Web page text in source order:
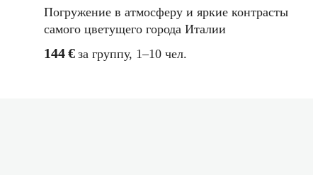
Погружение в атмосферу и яркие контрасты
самого цветущего города Италии
144 € за группу, 1–10 чел.